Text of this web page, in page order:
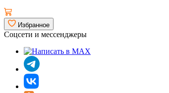
Избранное
Соцсети и мессенджеры